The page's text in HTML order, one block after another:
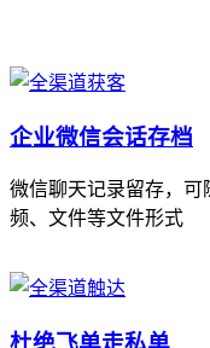
企业微信会话存档
微信聊天记录留存，
频、文件等文件形式
杜绝飞单走私单